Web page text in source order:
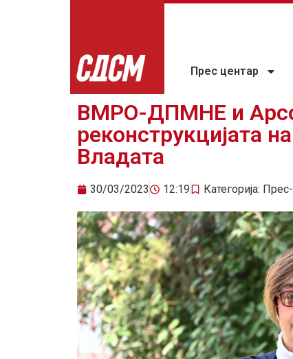
Прес центар
ВМРО-ДПМНЕ и
реконструкцијата
Владата
30/03/2023 12:19 Категорија: